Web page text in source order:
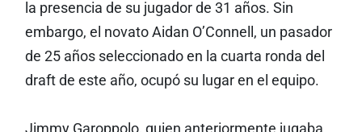
la presencia de su jugador de 31 años. Sin
embargo, el novato Aidan O’Connell, un pasador
de 25 años seleccionado en la cuarta ronda del
draft de este año, ocupó su lugar en el equipo.
Jimmy Garoppolo, quien anteriormente jugaba